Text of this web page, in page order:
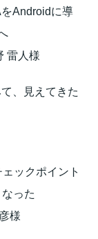
Androidに導
雷人様
、見えてきた
ックポイント
った
様